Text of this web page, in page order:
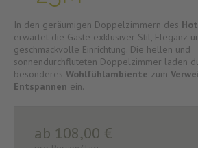
In den geräumigen Doppelzimmern des
erwartet die Gäste exklusiver Stil, Eleganz
geschmackvolle Einrichtung. Die hellen und
sonnendurchfluteten Doppelzimmer laden
besonderesWohlfühlambiente zum
Entspannen ein.
ab 108,00 €